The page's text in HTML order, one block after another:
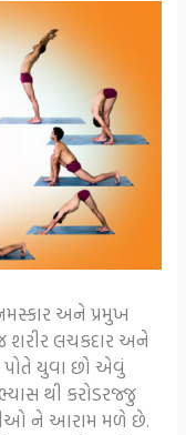
અને પ્રમુખ
શરીર લચકદાર અને
યુવા છો એવું
થી કરોડરજ્જુ
ને આરામ મળે છે.